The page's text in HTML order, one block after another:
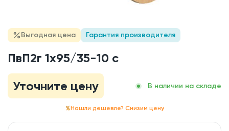
Выгодная цена Гарантия производителя
ПвП2г 1x95/35-10 с
Уточните цену
В наличии на складе
Нашли дешевле? Снизим цену